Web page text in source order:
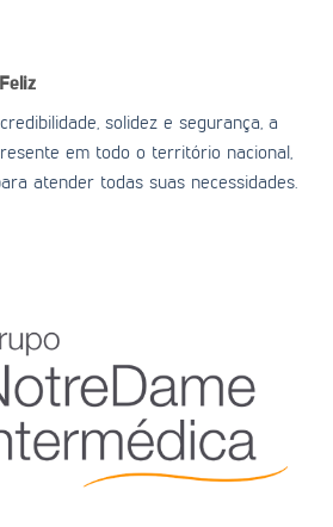
solidez e segurança, a
em todo o território nacional,
atender todas suas necessidades.